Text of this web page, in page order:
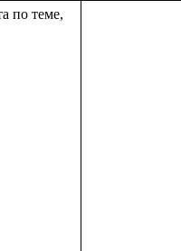
по теме,